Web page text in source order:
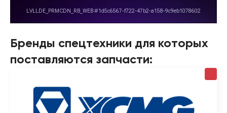
Бренды спецтехники для которых
поставляются запчасти: